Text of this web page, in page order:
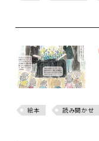
絵本 読み聞かせ